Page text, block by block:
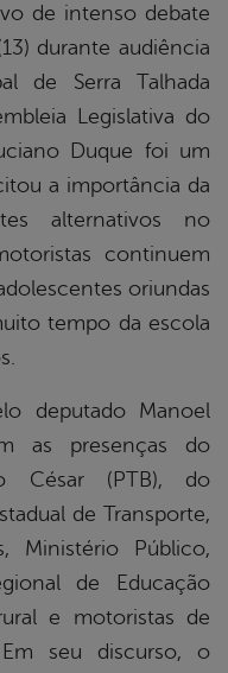
de intenso debate
durante audiência
de Serra Talhada
Legislativa do
Duque foi um
a importância da
alternativos no
continuem
oriundas
tempo da escola
deputado Manoel
as presenças do
César (PTB), do
de Transporte,
Ministério Público,
de Educação
e motoristas de
seu discurso, o